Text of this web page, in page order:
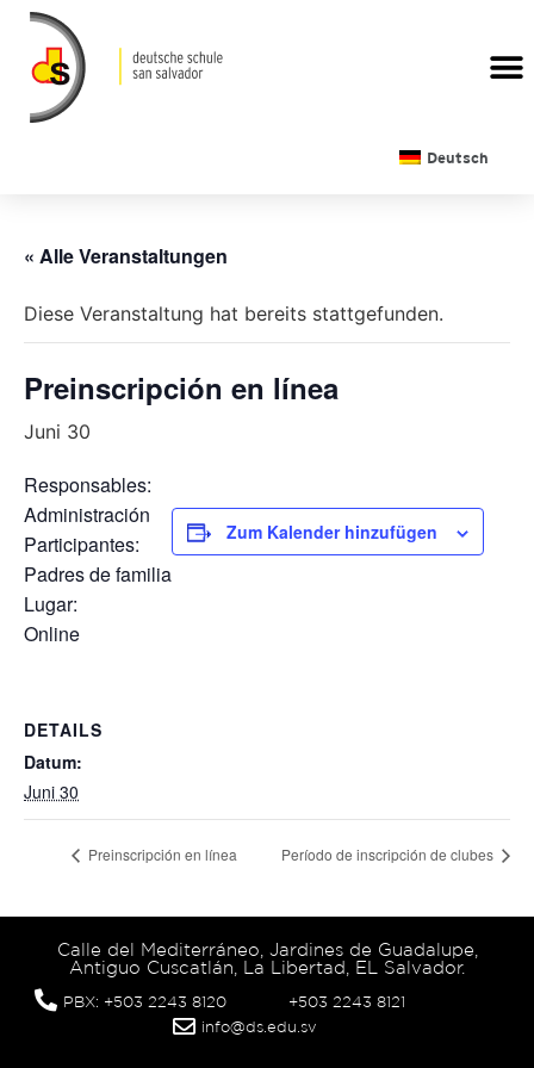
Deutsch
« Alle Veranstaltungen
Diese Veranstaltung hat bereits stattgefunden.
Preinscripción en línea
Juni 30
Responsables:
Administración
Participantes:
Padres de familia
Lugar:
Online
Zum Kalender hinzufügen
DETAILS
Datum:
Juni 30
Preinscripción en línea Período de inscripción de clubes
Calle del Mediterráneo, Jardines de Guadalupe,
Antiguo Cuscatlán, La Libertad, EL Salvador.
PBX: +503 2243 8120
+503 2243 8121
info@ds.edu.sv